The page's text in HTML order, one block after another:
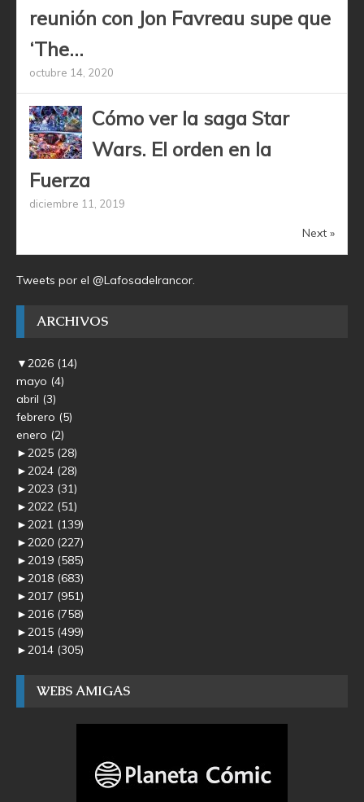
reunión con Jon Favreau supe que
‘The...
octubre 14, 2020
Cómo ver la saga Star
Wars. El orden en la
Fuerza
diciembre 11, 2019
Next »
Tweets por el @Lafosadelrancor.
ARCHIVOS
▼2026 (14)
mayo (4)
abril (3)
febrero (5)
enero (2)
►2025 (28)
►2024 (28)
►2023 (31)
►2022 (51)
►2021 (139)
►2020 (227)
►2019 (585)
►2018 (683)
►2017 (951)
►2016 (758)
►2015 (499)
►2014 (305)
WEBS AMIGAS